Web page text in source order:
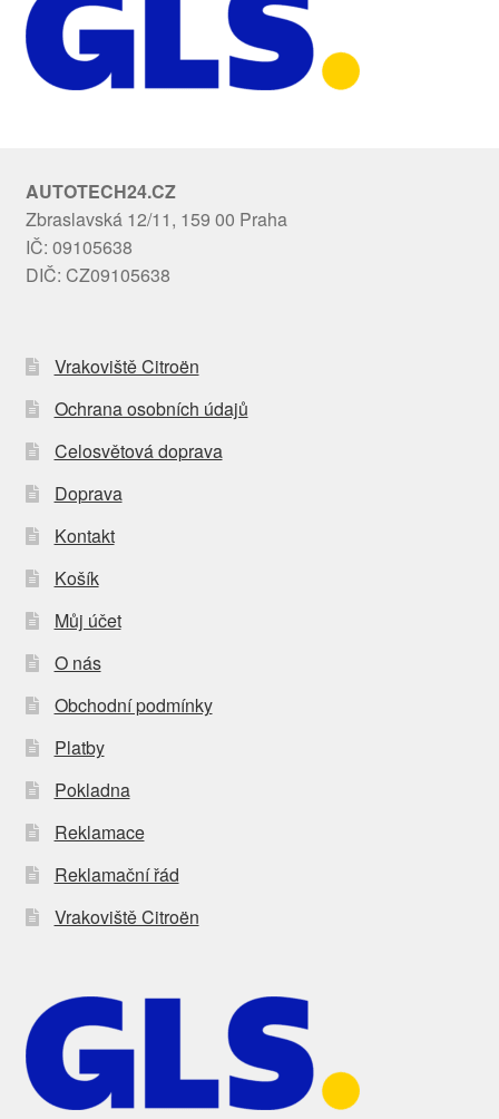
AUTOTECH24.CZ
Zbraslavská 12/11, 159 00 Praha
IČ: 09105638
DIČ: CZ09105638
Vrakoviště Citroën
Ochrana osobních údajů
Celosvětová doprava
Doprava
Kontakt
Košík
Můj účet
O nás
Obchodní podmínky
Platby
Pokladna
Reklamace
Reklamační řád
Vrakoviště Citroën